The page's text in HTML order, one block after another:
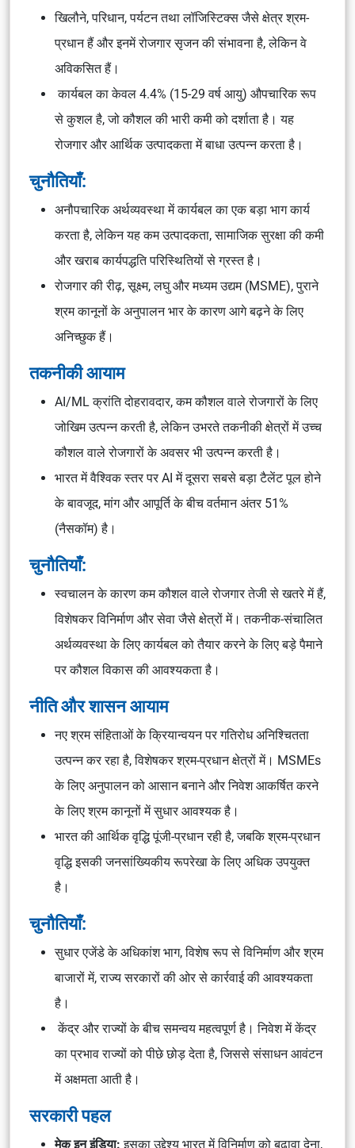
खिलौने, परिधान, पर्यटन तथा लॉजिस्टिक्स जैसे क्षेत्र श्रम-
प्रधान हैं और इनमें रोजगार सृजन की संभावना है, लेकिन वे
अविकसित हैं।
कार्यबल का केवल 4.4% (15-29 वर्ष आयु) औपचारिक रूप
से कुशल है, जो कौशल की भारी कमी को दर्शाता है। यह
रोजगार और आर्थिक उत्पादकता में बाधा उत्पन्न करता है।
चुनौतियाँ:
अनौपचारिक अर्थव्यवस्था में कार्यबल का एक बड़ा भाग कार्य
करता है, लेकिन यह कम उत्पादकता, सामाजिक सुरक्षा की कमी
और खराब कार्यपद्धति परिस्थितियों से ग्रस्त है।
रोजगार की रीढ़, सूक्ष्म, लघु और मध्यम उद्यम (MSME), पुराने
श्रम कानूनों के अनुपालन भार के कारण आगे बढ़ने के लिए
अनिच्छुक हैं।
तकनीकी आयाम
AI/ML क्रांति दोहरावदार, कम कौशल वाले रोजगारों के लिए
जोखिम उत्पन्न करती है, लेकिन उभरते तकनीकी क्षेत्रों में उच्च
कौशल वाले रोजगारों के अवसर भी उत्पन्न करती है।
भारत में वैश्विक स्तर पर AI में दूसरा सबसे बड़ा टैलेंट पूल होने
के बावजूद, मांग और आपूर्ति के बीच वर्तमान अंतर 51%
(नैसकॉम) है।
चुनौतियाँ:
स्वचालन के कारण कम कौशल वाले रोजगार तेजी से खतरे में हैं,
विशेषकर विनिर्माण और सेवा जैसे क्षेत्रों में। तकनीक-संचालित
अर्थव्यवस्था के लिए कार्यबल को तैयार करने के लिए बड़े पैमाने
पर कौशल विकास की आवश्यकता है।
नीति और शासन आयाम
नए श्रम संहिताओं के क्रियान्वयन पर गतिरोध अनिश्चितता
उत्पन्न कर रहा है, विशेषकर श्रम-प्रधान क्षेत्रों में। MSMEs
के लिए अनुपालन को आसान बनाने और निवेश आकर्षित करने
के लिए श्रम कानूनों में सुधार आवश्यक है।
भारत की आर्थिक वृद्धि पूंजी-प्रधान रही है, जबकि श्रम-प्रधान
वृद्धि इसकी जनसांख्यिकीय रूपरेखा के लिए अधिक उपयुक्त
है।
चुनौतियाँ:
सुधार एजेंडे के अधिकांश भाग, विशेष रूप से विनिर्माण और श्रम
बाजारों में, राज्य सरकारों की ओर से कार्रवाई की आवश्यकता
है।
केंद्र और राज्यों के बीच समन्वय महत्वपूर्ण है। निवेश में केंद्र
का प्रभाव राज्यों को पीछे छोड़ देता है, जिससे संसाधन आवंटन
में अक्षमता आती है।
सरकारी पहल
मेक इन इंडिया: इसका उद्देश्य भारत में विनिर्माण को बढ़ावा देना,